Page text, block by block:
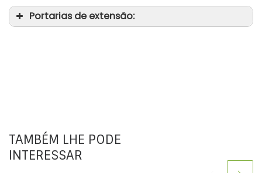
Portarias de extensão:
TAMBÉM LHE PODE
INTERESSAR